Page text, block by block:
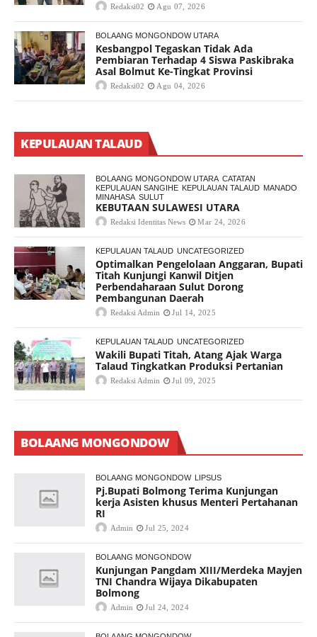
Redaksi02 Agu 07, 2026
BOLAANG MONGONDOW UTARA
Kesbangpol Tegaskan Tidak Ada
Pembiaran Terhadap 4 Siswa Paskibraka
Asal Bolmut Ke-Tingkat Provinsi
Redaksi02 Agu 04, 2026
KEPULAUAN TALAUD
BOLAANG MONGONDOW UTARA CATATAN
KEPULAUAN SANGIHE KEPULAUAN TALAUD MANADO
MINAHASA SULUT
KEBUTAAN SULAWESI UTARA
Redaksi Identitas News Mar 24, 2026
KEPULAUAN TALAUD UNCATEGORIZED
Optimalkan Pengelolaan Anggaran, Bupati
Titah Kunjungi Kanwil Ditjen
Perbendaharaan Sulut Dorong
Pembangunan Daerah
Redaksi Admin Jul 14, 2025
KEPULAUAN TALAUD UNCATEGORIZED
Wakili Bupati Titah, Atang Ajak Warga
Talaud Tingkatkan Produksi Pertanian
Redaksi Admin Jul 09, 2025
BOLAANG MONGONDOW
BOLAANG MONGONDOW LIPSUS
Pj.Bupati Bolmong Terima Kunjungan
kerja Asisten khusus Menteri Pertahanan
RI
Admin Jul 25, 2024
BOLAANG MONGONDOW
Kunjungan Pangdam XIII/Merdeka Mayjen
TNI Chandra Wijaya Dikabupaten
Bolmong
Admin Jul 24, 2024